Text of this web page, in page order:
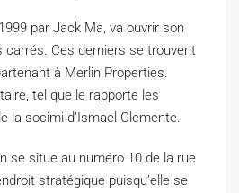
par Jack Ma, va ouvrir son
carrés. Ces derniers se trouvent
à Merlin Properties.
tel que le rapporte les
la socimi d’Ismael Clemente.
se situe au numéro 10 de la rue
stratégique puisqu’elle se